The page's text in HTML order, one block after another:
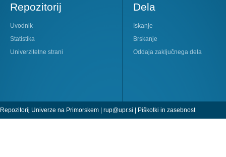
Repozitorij
Uvodnik
Statistika
Univerzitetne strani
Dela
Iskanje
Brskanje
Oddaja zaključnega dela
Repozitorij Univerze na Primorskem | rup@upr.si Piškotki in zasebnost